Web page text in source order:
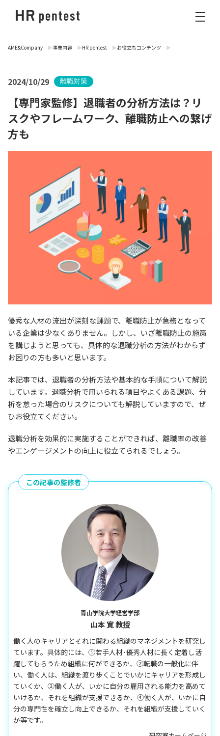
AME&Company 事業内容 HR pentest お役立ちコンテンツ
2024/10/29 離職対策
【専門家監修】退職者の分析方法は？リ
スクやフレームワーク、離職防止への繋げ
方も
優秀な人材の流出が深刻な課題で、離職防止が急務となって
いる企業は少なくありません。しかし、いざ離職防止の施策
を講じようと思っても、具体的な退職分析の方法がわからず
お困りの方も多いと思います。
本記事では、退職者の分析方法や基本的な手順について解説
しています。退職分析で用いられる項目やよくある課題、分
析を怠った場合のリスクについても解説していますので、ぜ
ひお役立てください。
退職分析を効果的に実施することができれば、離職率の改善
やエンゲージメントの向上に役立てられるでしょう。
この記事の監修者
青山学院大学経営学部
山本 寛 教授
働く人のキャリアとそれに関わる組織のマネジメントを研究し
ています。具体的には、①若手人材･優秀人材に長く定着し活
躍してもらうため組織に何ができるか、②転職の一般化に伴
い、働く人は、組織を渡り歩くことでいかにキャリアを形成し
ていくか、③働く人が、いかに自分の雇用される能力を高めて
いけるか、それを組織が支援できるか、④働く人が、いかに自
分の専門性を確立し向上できるか、それを組織が支援していく
か等です。